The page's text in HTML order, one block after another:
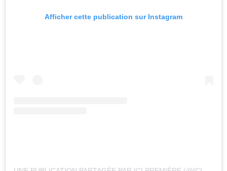
Afficher cette publication sur Instagram